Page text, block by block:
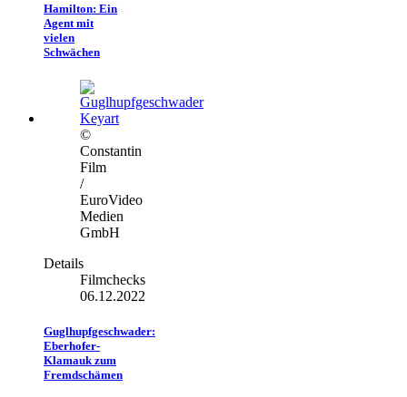
Hamilton: Ein
Agent mit
vielen
Schwächen
©
Constantin
Film
/
EuroVideo
Medien
GmbH
Details
Filmchecks
06.12.2022
Guglhupfgeschwader:
Eberhofer-
Klamauk zum
Fremdschämen